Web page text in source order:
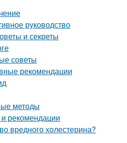
руководство
и секреты
советы
рекомендации
методы
рекомендации
вредного холестерина?